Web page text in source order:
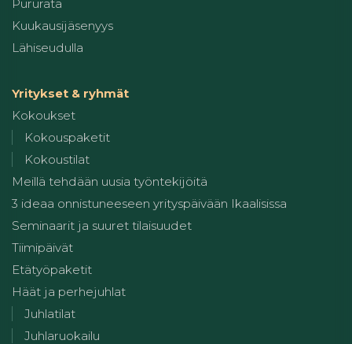
Pururata
Kuukausijäsenyys
Lähiseudulla
Yritykset & ryhmät
Kokoukset
Kokouspaketit
Kokoustilat
Meillä tehdään uusia työntekijöitä
3 ideaa onnistuneeseen yrityspäivään Ikaalisissa
Seminaarit ja suuret tilaisuudet
Tiimipäivät
Etätyöpaketit
Häät ja perhejuhlat
Juhlatilat
Juhlaruokailu